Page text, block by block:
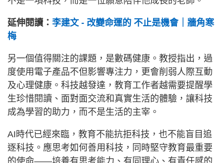
延伸閱讀： 李建文 - 改變命運的 不止是機會｜牆角寒
梅
另一個值得關注的課題，是數碼健康。教授指出，過
度使用電子產品不但影響專注力，更會削弱人際互動
及心理健康。科技越發達，教育工作者越需要提醒學
生珍惜閱讀、面對面交流和真實生活的體驗，讓科技
成為學習的助力，而不是生活的主宰。
AI時代已經來臨，教育不能抗拒科技，也不能盲目追
逐科技。應思考如何善用科技，同時堅守教育最重要